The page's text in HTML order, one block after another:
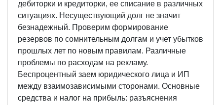
дебиторки и кредиторки, ее списание в различных
ситуациях. Несуществующий долг не значит
безнадежный. Проверим формирование
резервов по сомнительным долгам и учет убытков
прошлых лет по новым правилам. Различные
проблемы по расходам на рекламу.
Беспроцентный заем юридического лица и ИП
между взаимозависимыми сторонами. Основные
средства и налог на прибыль: разъяснения